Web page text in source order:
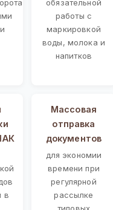
обязательной
работы с
маркировкой
воды, молока и
напитков
в
Массовая
отправка
документов
для экономии
времени при
регулярной
рассылке